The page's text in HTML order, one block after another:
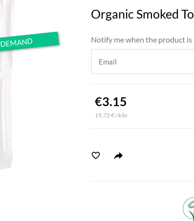
Organic Smoked
Notify me when the product is
Email
€3.15
15,72 € / kilo